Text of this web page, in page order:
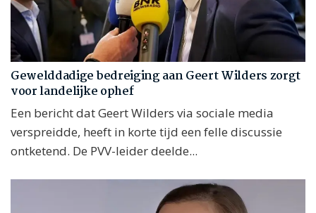
Gewelddadige bedreiging aan Geert Wilders zorgt
voor landelijke ophef
Een bericht dat Geert Wilders via sociale media
verspreidde, heeft in korte tijd een felle discussie
ontketend. De PVV-leider deelde...